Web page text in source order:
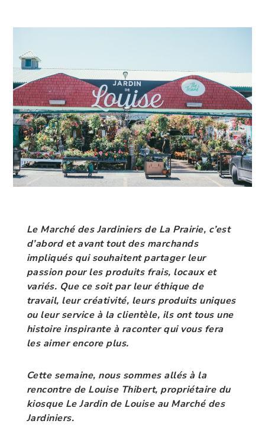
Le Marché des Jardiniers de La Prairie, c’est
d’abord et avant tout des marchands
impliqués qui souhaitent partager leur
passion pour les produits frais, locaux et
variés. Que ce soit par leur éthique de
travail, leur créativité, leurs produits uniques
ou leur service à la clientèle, ils ont tous une
histoire inspirante à raconter qui vous fera
les aimer encore plus.
Cette semaine, nous sommes allés à la
rencontre de Louise Thibert, propriétaire du
kiosque Le Jardin de Louise au Marché des
Jardiniers.